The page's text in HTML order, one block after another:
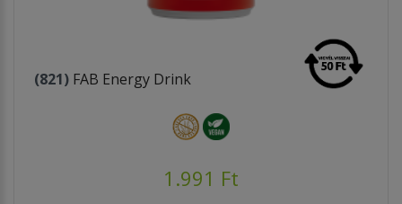
(821) FAB Energy Drink
1.991 Ft